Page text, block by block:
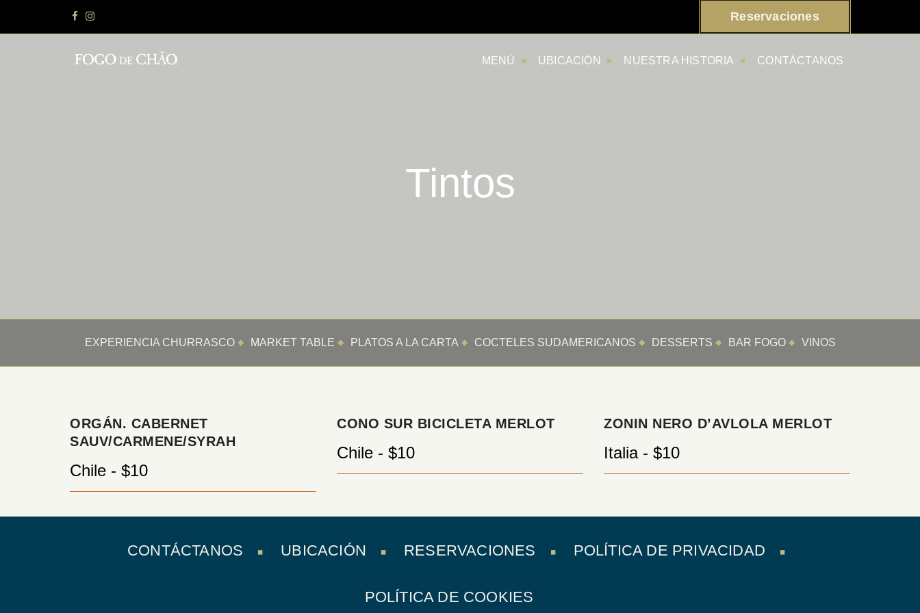
Reservaciones
MENÚ UBICACIÓN NUESTRA HISTORIA CONTÁCTANOS
Tintos
EXPERIENCIA CHURRASCO MARKET TABLE PLATOS A LA CARTA COCTELES SUDAMERICANOS DESSERTS BAR FOGO VINOS
ORGÁN. CABERNET
SAUV/CARMENE/SYRAH
Chile - $10
CONO SUR BICICLETA MERLOT
Chile - $10
ZONIN NERO D’AVLOLA MERLOT
Italia - $10
CONTÁCTANOS UBICACIÓN RESERVACIONES POLÍTICA DE PRIVACIDAD
POLÍTICA DE COOKIES